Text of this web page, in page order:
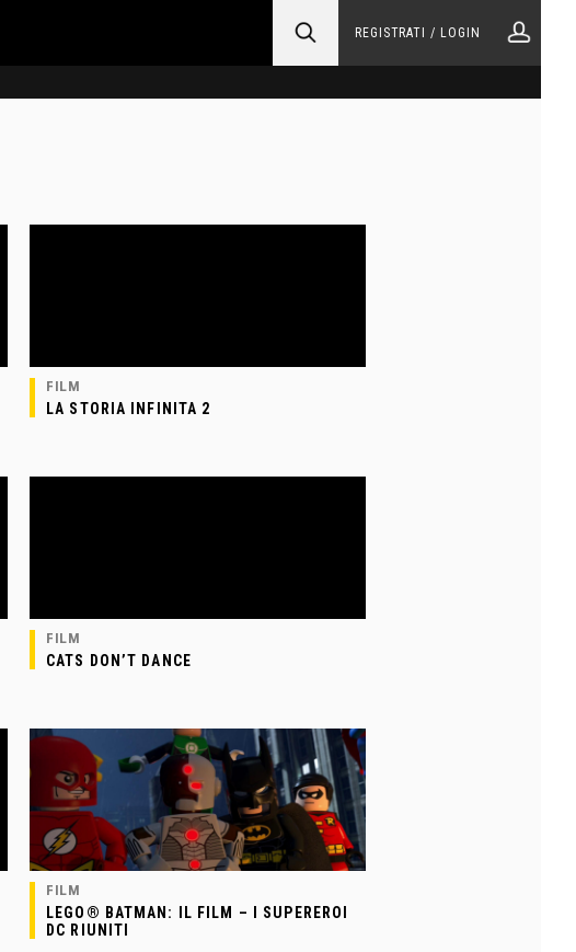
REGISTRATI / LOGIN
FILM
LA STORIA INFINITA 2
FILM
CATS DON’T DANCE
FILM
LEGO® BATMAN: IL FILM – I SUPEREROI
DC RIUNITI